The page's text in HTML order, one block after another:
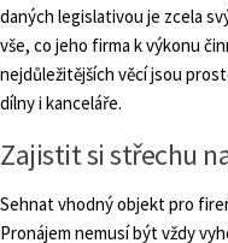
daných legislativou je zcela
vše, co jeho firma k výkonu
nejdůležitějších věcí jsou
dílny i kanceláře.
Zajistit si střechu
Sehnat vhodný objekt pro
Pronájem nemusí být vždy